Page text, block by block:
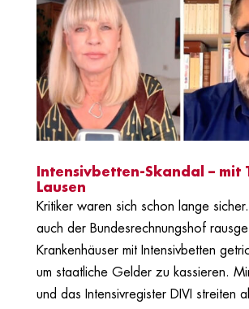
Intensivbetten-Skandal – mit
Lausen
Kritiker waren sich schon lange
auch der Bundesrechnungshof
Krankenhäuser mit Intensivbetten
um staatliche Gelder zu kassieren.
und das Intensivregister DIVI streiten